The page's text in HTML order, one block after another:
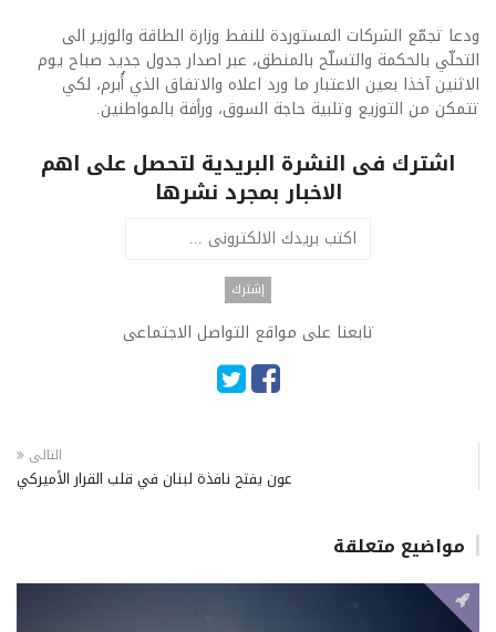
ودعا تجمّع الشركات المستوردة للنفط وزارة الطاقة والوزير الى
التحلّي بالحكمة والتسلّح بالمنطق، عبر اصدار جدول جديد صباح يوم
الاثنين آخذا بعين الاعتبار ما ورد اعلاه والاتفاق الذي أُبرم، لكي
تتمكن من التوزيع وتلبية حاجة السوق، ورأفة بالمواطنين.
اشترك فى النشرة البريدية لتحصل على اهم
الاخبار بمجرد نشرها
تابعنا على مواقع التواصل الاجتماعى
التالى
عون يفتح نافذة لبنان في قلب القرار الأميركي
مواضيع متعلقة